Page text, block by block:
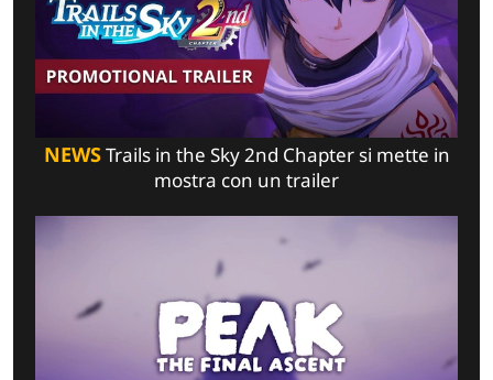
NEWSTrails in the Sky 2nd Chapter si mette in
mostra con un trailer